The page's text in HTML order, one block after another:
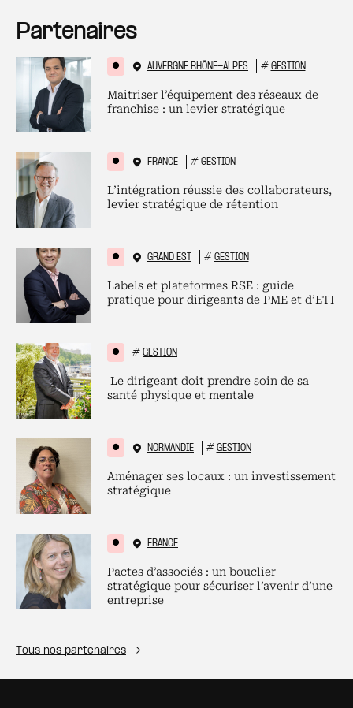
Partenaires
AUVERGNE RHÔNE-ALPES # GESTION
Maitriser l’équipement des réseaux de
franchise : un levier stratégique
FRANCE # GESTION
L’intégration réussie des collaborateurs,
levier stratégique de rétention
GRAND EST # GESTION
Labels et plateformes RSE : guide
pratique pour dirigeants de PME et d’ETI
# GESTION
Le dirigeant doit prendre soin de sa
santé physique et mentale
NORMANDIE # GESTION
Aménager ses locaux : un investissement
stratégique
FRANCE
Pactes d’associés : un bouclier
stratégique pour sécuriser l’avenir d’une
entreprise
Tous nos partenaires